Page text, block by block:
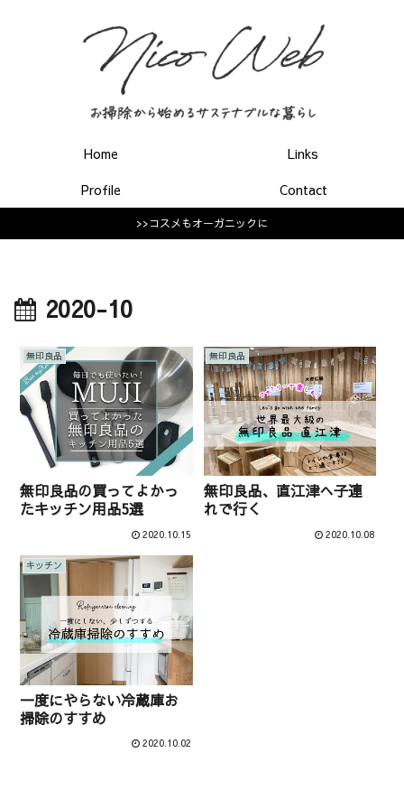
Home
Links
Profile
Contact
>>コスメもオーガニックに
2020-10
無印良品
無印良品の買ってよかっ
たキッチン用品5選
2020.10.15
無印良品
無印良品、直江津へ子連
れで行く
2020.10.08
キッチン
一度にやらない冷蔵庫お
掃除のすすめ
2020.10.02